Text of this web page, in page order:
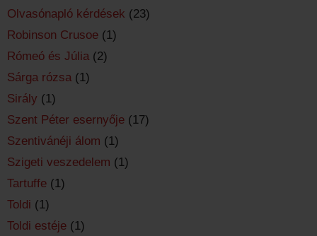
Olvasónapló kérdések (23)
Robinson Crusoe (1)
Rómeó és Júlia (2)
Sárga rózsa (1)
Sirály (1)
Szent Péter esernyője (17)
Szentivánéji álom (1)
Szigeti veszedelem (1)
Tartuffe (1)
Toldi (1)
Toldi estéje (1)